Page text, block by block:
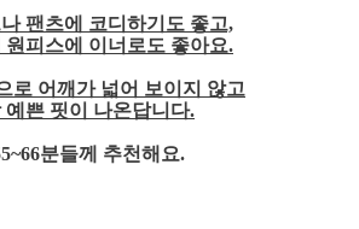
팬츠에 코디하기도 좋고,
원피스에 이너로도 좋아요.
로 어깨가 넓어 보이지 않고
예쁜 핏이 나온답니다.
분들께 추천해요.